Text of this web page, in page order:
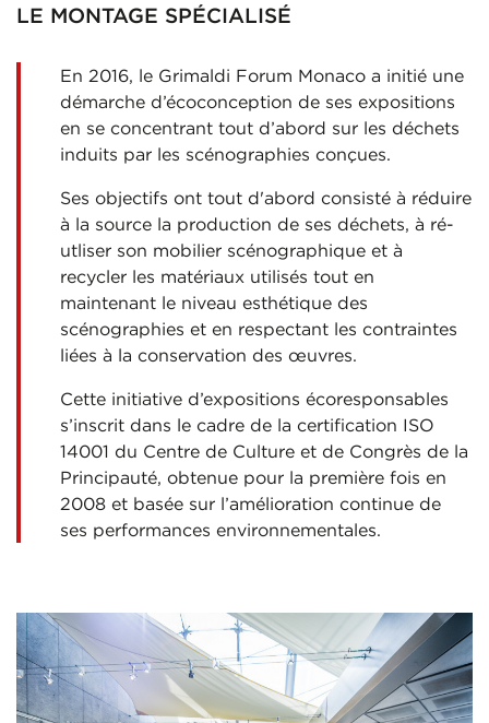
LE MONTAGE SPÉCIALISÉ
En 2016, le Grimaldi Forum Monaco a initié une
démarche d’écoconception de ses expositions
en se concentrant tout d’abord sur les déchets
induits par les scénographies conçues.
Ses objectifs ont tout d'abord consisté à réduire
à la source la production de ses déchets, à ré-
utliser son mobilier scénographique et à
recycler les matériaux utilisés tout en
maintenant le niveau esthétique des
scénographies et en respectant les contraintes
liées à la conservation des œuvres.
Cette initiative d’expositions écoresponsables
s’inscrit dans le cadre de la certification ISO
14001 du Centre de Culture et de Congrès de la
Principauté, obtenue pour la première fois en
2008 et basée sur l’amélioration continue de
ses performances environnementales.